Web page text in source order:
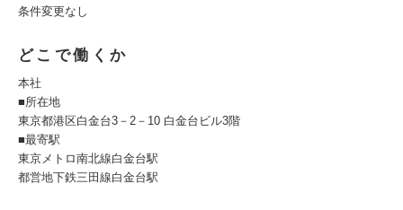
条件変更なし
どこで働くか
本社
■所在地
東京都港区白金台3－2－10 白金台ビル3階
■最寄駅
東京メトロ南北線白金台駅
都営地下鉄三田線白金台駅